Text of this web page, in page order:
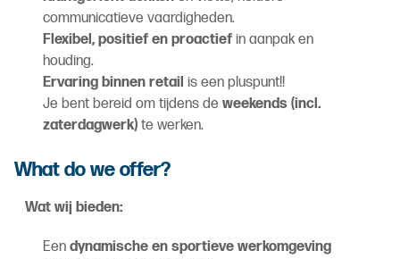
communicatieve vaardigheden.
Flexibel, positief en proactief in aanpak en
houding.
Ervaring binnen retail is een pluspunt!!
Je bent bereid om tijdens de weekends (incl.
zaterdagwerk) te werken.
What do we offer?
Wat wij bieden:
Een dynamische en sportieve werkomgeving